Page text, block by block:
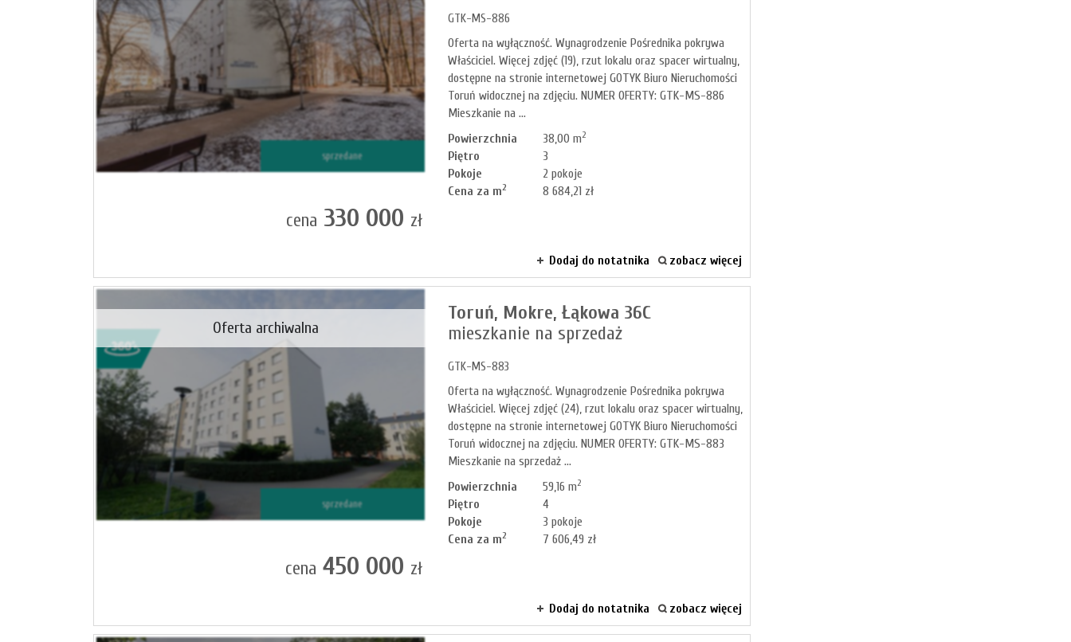
sprzedane
GTK-MS-886
Oferta na wyłączność. Wynagrodzenie Pośrednika pokrywa
Właściciel. Więcej zdjęć (19), rzut lokalu oraz spacer wirtualny,
dostępne na stronie internetowej GOTYK Biuro Nieruchomości
Toruń widocznej na zdjęciu. NUMER OFERTY: GTK-MS-886
Mieszkanie na ...
Powierzchnia
38,00 m2
Piętro
3
Pokoje
2 pokoje
Cena za m2 8 684,21 zł
cena 330 000 zł
Dodaj do notatnika zobacz więcej
sprzedane
Oferta archiwalna
Toruń, Mokre, Łąkowa 36C
mieszkanie na sprzedaż
GTK-MS-883
Oferta na wyłączność. Wynagrodzenie Pośrednika pokrywa
Właściciel. Więcej zdjęć (24), rzut lokalu oraz spacer wirtualny,
dostępne na stronie internetowej GOTYK Biuro Nieruchomości
Toruń widocznej na zdjęciu. NUMER OFERTY: GTK-MS-883
Mieszkanie na sprzedaż ...
Powierzchnia
59,16 m2
Piętro
4
Pokoje
3 pokoje
Cena za m2 7 606,49 zł
cena 450 000 zł
Dodaj do notatnika zobacz więcej